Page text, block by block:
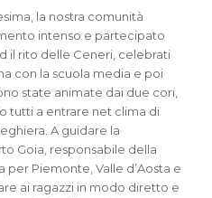
la nostra comunità
intenso e partecipato
il rito delle Ceneri, celebrati
con la scuola media e poi
state animate dai due cori,
tutti a entrare net clima di
A guidare la
Goia, responsabile della
per Piemonte, Valle d’Aosta e
ai ragazzi in modo diretto e